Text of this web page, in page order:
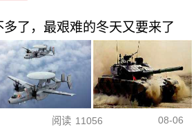
了，最艰难的冬天又要来了
阅读 11056 08-06